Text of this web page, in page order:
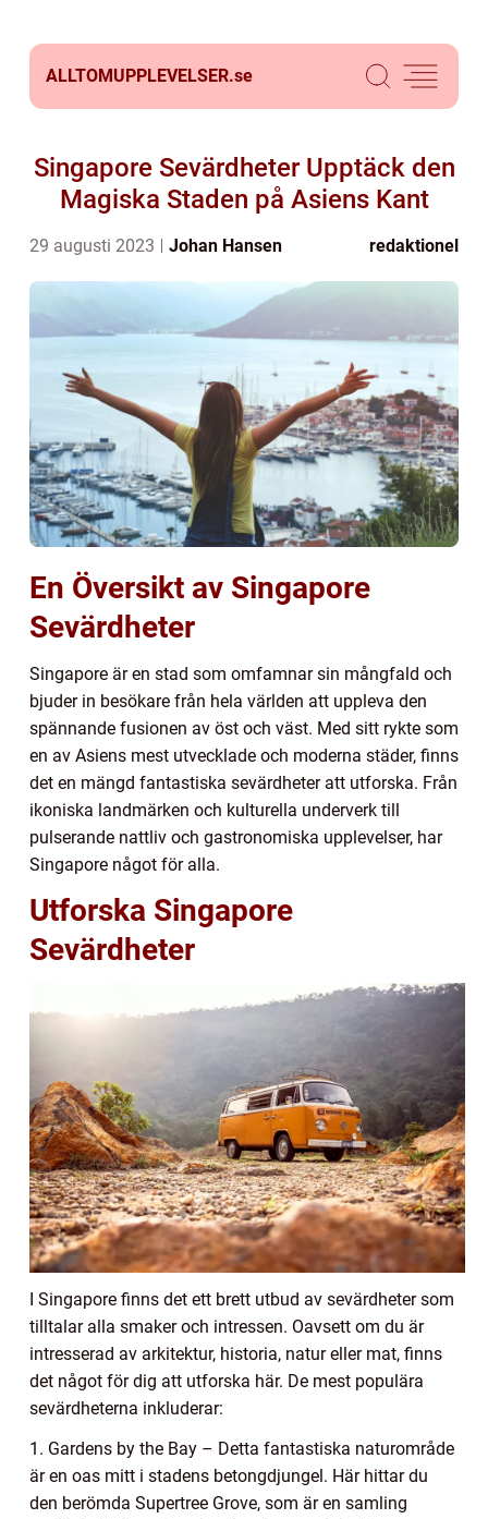
ALLTOMUPPLEVELSER.se
Singapore Sevärdheter Upptäck den
Magiska Staden på Asiens Kant
29 augusti 2023 Johan Hansen redaktionel
En Översikt av Singapore
Sevärdheter
Singapore är en stad som omfamnar sin mångfald och
bjuder in besökare från hela världen att uppleva den
spännande fusionen av öst och väst. Med sitt rykte som
en av Asiens mest utvecklade och moderna städer, finns
det en mängd fantastiska sevärdheter att utforska. Från
ikoniska landmärken och kulturella underverk till
pulserande nattliv och gastronomiska upplevelser, har
Singapore något för alla.
Utforska Singapore
Sevärdheter
I Singapore finns det ett brett utbud av sevärdheter som
tilltalar alla smaker och intressen. Oavsett om du är
intresserad av arkitektur, historia, natur eller mat, finns
det något för dig att utforska här. De mest populära
sevärdheterna inkluderar:
1. Gardens by the Bay – Detta fantastiska naturområde
är en oas mitt i stadens betongdjungel. Här hittar du
den berömda Supertree Grove, som är en samling